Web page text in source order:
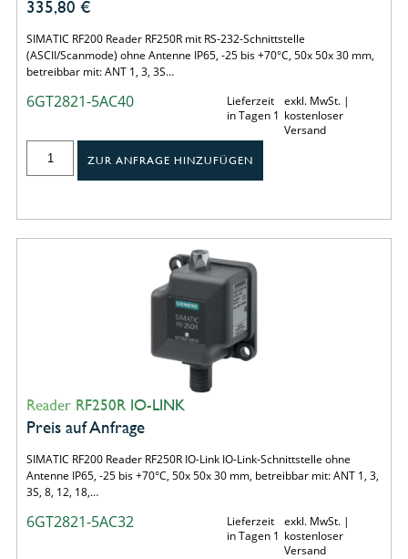
335,80 €
SIMATIC RF200 Reader RF250R mit RS-232-Schnittstelle
(ASCII/Scanmode) ohne Antenne IP65, -25 bis +70°C, 50x 50x 30 mm,
betreibbar mit: ANT 1, 3, 3S…
6GT2821-5AC40
Lieferzeit
in Tagen 1
exkl. MwSt. |
kostenloser
Versand
ZUR ANFRAGE HINZUFÜGEN
Reader RF250R IO-LINK
Preis auf Anfrage
SIMATIC RF200 Reader RF250R IO-Link IO-Link-Schnittstelle ohne
Antenne IP65, -25 bis +70°C, 50x 50x 30 mm, betreibbar mit: ANT 1, 3,
3S, 8, 12, 18,…
6GT2821-5AC32
Lieferzeit
in Tagen 1
exkl. MwSt. |
kostenloser
Versand